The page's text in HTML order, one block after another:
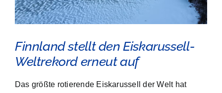
Finnland stellt den Eiskarussell-
Weltrekord erneut auf
Das größte rotierende Eiskarussell der Welt hat